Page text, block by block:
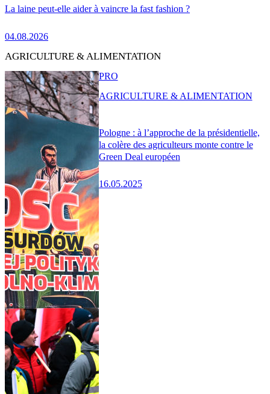
La laine peut-elle aider à vaincre la fast fashion ?
04.08.2026
AGRICULTURE & ALIMENTATION
Pologne : à l’approche de la présidentielle,
la colère des agriculteurs monte contre le
Green Deal européen
16.05.2025
PRO
AGRICULTURE & ALIMENTATION